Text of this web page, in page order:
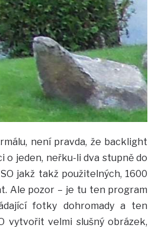
není pravda, že backlight
o jeden, neřku-li dva stupně do
jakž takž použitelných, 1600
Ale pozor – je tu ten program
fotky dohromady a ten
vytvořit velmi slušný obrázek,